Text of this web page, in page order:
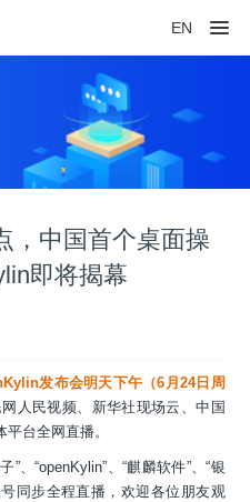
EN
，中国首个桌面操
即将揭幕
发布会明天下午（6月24日周
人民视频、新华社现场云、中国
台全网直播。
、“openKylin”、“麒麟软件”、“银
同步全程直播，欢迎各位朋友观